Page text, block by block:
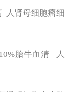
人肾母细胞瘤细
胎牛血清 人